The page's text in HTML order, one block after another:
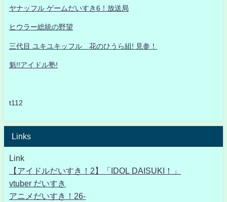
ヤナッフル ゲームだいすき6！放送局
ヒウラー総統の野望
三代目 ユキユキッフル 花のひうら組! 見参！
魁!!アイドル塾!
t112
Links
Link
【アイドルだいすき！2】「IDOL DAISUKI！」
vtuber だいすき
アニメだいすき！26-